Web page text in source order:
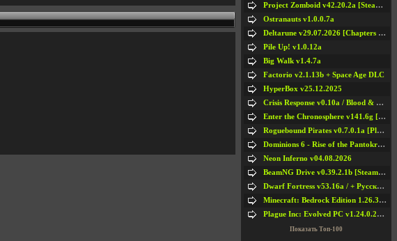
Project Zomboid v42.20.2a [Steam Early Access]
Ostranauts v1.0.0.7a
Deltarune v29.07.2026 [Chapters 1-5] / + RUS [Chapters 1-5]
Pile Up! v1.0.12a
Big Walk v1.4.7a
Factorio v2.1.13b + Space Age DLC
HyperBox v25.12.2025
Crisis Response v0.10a / Blood & Bullet
Enter the Chronosphere v141.6g [Steam Early Access]
Roguebound Pirates v0.7.0.1a [Playtest]
Dominions 6 - Rise of the Pantokrator v6.35a
Neon Inferno v04.08.2026
BeamNG Drive v0.39.2.1b [Steam Early Access]
Dwarf Fortress v53.16a / + Русская Версия v50.12a
Minecraft: Bedrock Edition 1.26.33.1a / + TLauncher v2.89
Plague Inc: Evolved PC v1.24.0.2a + All DLCs
Показать Топ-100